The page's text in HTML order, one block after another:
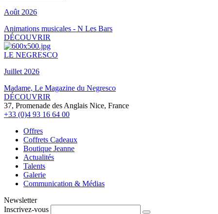
Août 2026
Animations musicales - N Les Bars
DÉCOUVRIR
LE NEGRESCO
Juillet 2026
Madame, Le Magazine du Negresco
DÉCOUVRIR
37, Promenade des Anglais Nice, France
+33 (0)4 93 16 64 00
Offres
Coffrets Cadeaux
Boutique Jeanne
Actualités
Talents
Galerie
Communication & Médias
Newsletter
Inscrivez-vous